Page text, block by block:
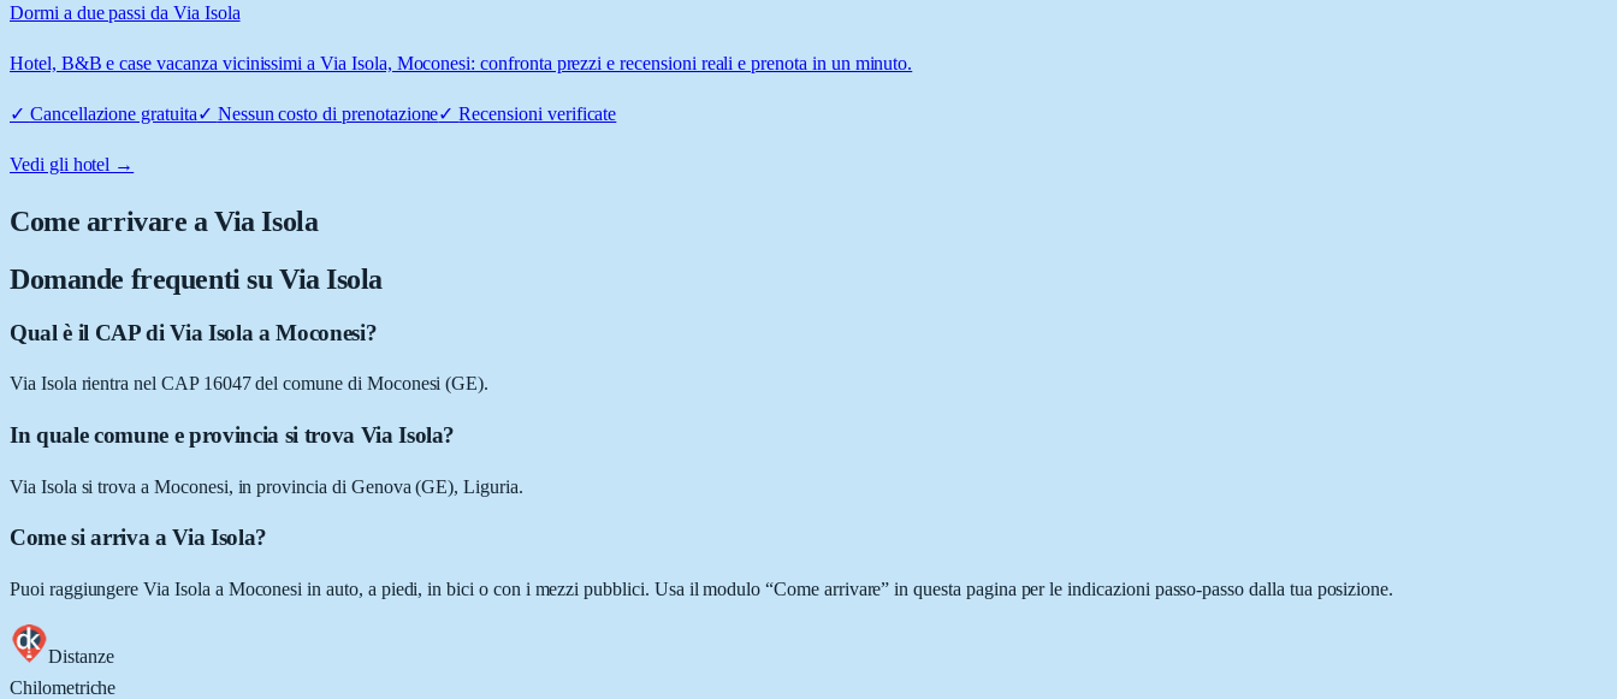
Dormi a due passi da Via Isola
Hotel, B&B e case vacanza vicinissimi a Via Isola, Moconesi: confronta prezzi e recensioni reali e prenota in un minuto.
✓ Cancellazione gratuita✓ Nessun costo di prenotazione✓Recensioni verificate
Vedi gli hotel →
Come arrivare aVia Isola
Domande frequenti su Via Isola
Qual è il CAP di Via Isola a Moconesi?
Via Isola rientra nel CAP 16047 del comune di Moconesi (GE).
In quale comune e provincia si trova Via Isola?
Via Isola si trova a Moconesi, in provincia di Genova (GE), Liguria.
Come si arriva a Via Isola?
Puoi raggiungere Via Isola a Moconesi in auto, a piedi, in bici o con i mezzi pubblici. Usa il modulo “Come arrivare” in questa pagina per le indicazioni passo-passo dalla tua posizione.
Distanze
Chilometriche